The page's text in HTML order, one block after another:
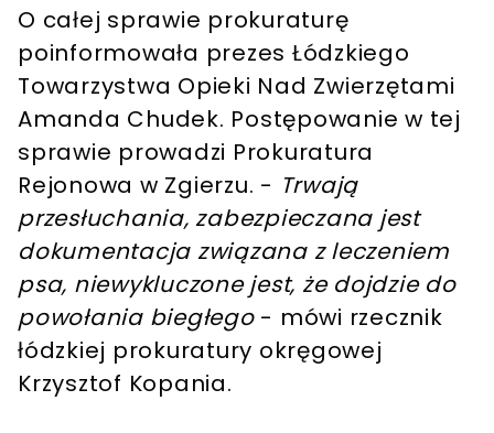
O całej sprawie prokuraturę
poinformowała prezes Łódzkiego
Towarzystwa Opieki Nad Zwierzętami
Amanda Chudek. Postępowanie w tej
sprawie prowadzi Prokuratura
Rejonowa w Zgierzu. - Trwają
przesłuchania, zabezpieczana jest
dokumentacja związana z leczeniem
psa, niewykluczone jest, że dojdzie do
powołania biegłego- mówi rzecznik
łódzkiej prokuratury okręgowej
Krzysztof Kopania.